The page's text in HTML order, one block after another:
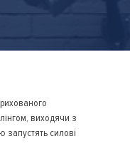
виходячи з
запустять силові